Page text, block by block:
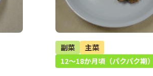
副菜
主菜
12～18か月頃（パクパク期